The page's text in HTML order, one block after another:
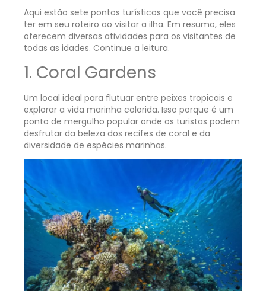
Aqui estão sete pontos turísticos que você precisa
ter em seu roteiro ao visitar a ilha. Em resumo, eles
oferecem diversas atividades para os visitantes de
todas as idades. Continue a leitura.
1. Coral Gardens
Um local ideal para flutuar entre peixes tropicais e
explorar a vida marinha colorida. Isso porque é um
ponto de mergulho popular onde os turistas podem
desfrutar da beleza dos recifes de coral e da
diversidade de espécies marinhas.